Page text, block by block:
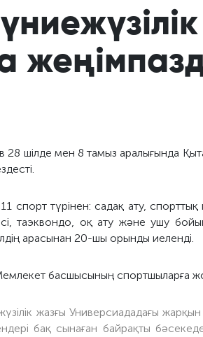
шілде мен 8 тамыз аралығында
спорт түрінен: садақ ату,
таэквондо, оқ ату және ушу
арасынан 20-шы орынды иеленді.
басшысының спортшыларға
жазғы Универсиададағы
бақ сынаған байрақты